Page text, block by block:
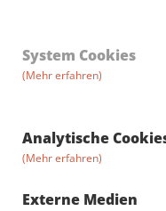
System Cookies
(Mehr erfahren)
Analytische
(Mehr erfahren)
Externe Medien